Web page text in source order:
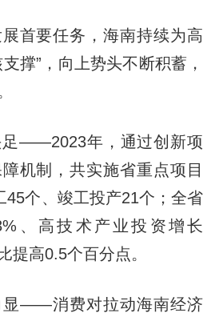
要任务，海南持续为高
撑”，向上势头不断积蓄，
——2023年，通过创新项
机制，共实施省重点项目
45个、竣工投产21个；全省
、高技术产业投资增长
提高0.5个百分点。
——消费对拉动海南经济